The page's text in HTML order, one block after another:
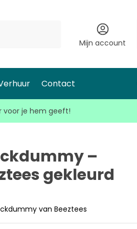
Mijn account
Contact
voor je hem geeft!
–
gekleurd
van Beeztees